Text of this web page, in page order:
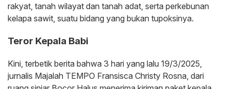
rakyat, tanah wilayat dan tanah adat, serta perkebunan
kelapa sawit, suatu bidang yang bukan tupoksinya.
Teror Kepala Babi
Kini, terbetik berita bahwa 3 hari yang lalu 19/3/2025,
jurnalis Majalah TEMPO Fransisca Christy Rosna, dari